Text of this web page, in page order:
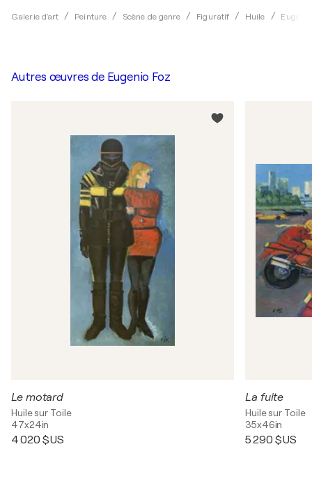
Galerie d'art Peinture Scène de genre Figuratif Huile
Autres œuvres de Eugenio Foz
Le motard
Huile sur Toile
47x24in
4 020 $US
La fuite
Huile sur Toile
35x46in
5 290 $US